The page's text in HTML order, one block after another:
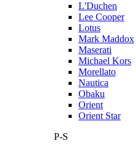
L'Duchen
Lee Cooper
Lotus
Mark Maddox
Maserati
Michael Kors
Morellato
Nautica
Obaku
Orient
Orient Star
P-S